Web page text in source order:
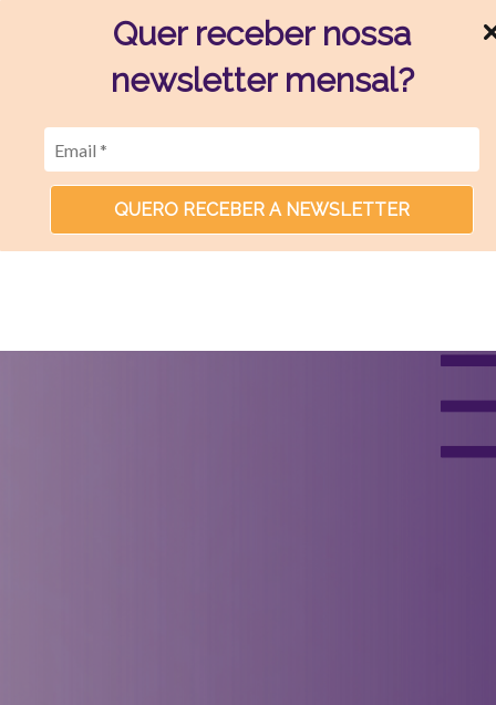
Quer receber nossa
newsletter mensal?
QUERO RECEBER A NEWSLETTER